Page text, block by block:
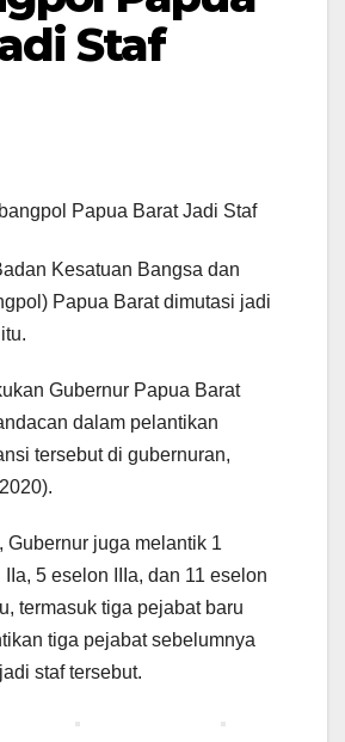
Staf
Kesatuan Bangsa dan
Papua Barat dimutasi jadi
Gubernur Papua Barat
dalam pelantikan
tersebut di gubernuran,
Gubernur juga melantik 1
5 eselon IIIa, dan 11 eselon
termasuk tiga pejabat baru
tiga pejabat sebelumnya
staf tersebut.